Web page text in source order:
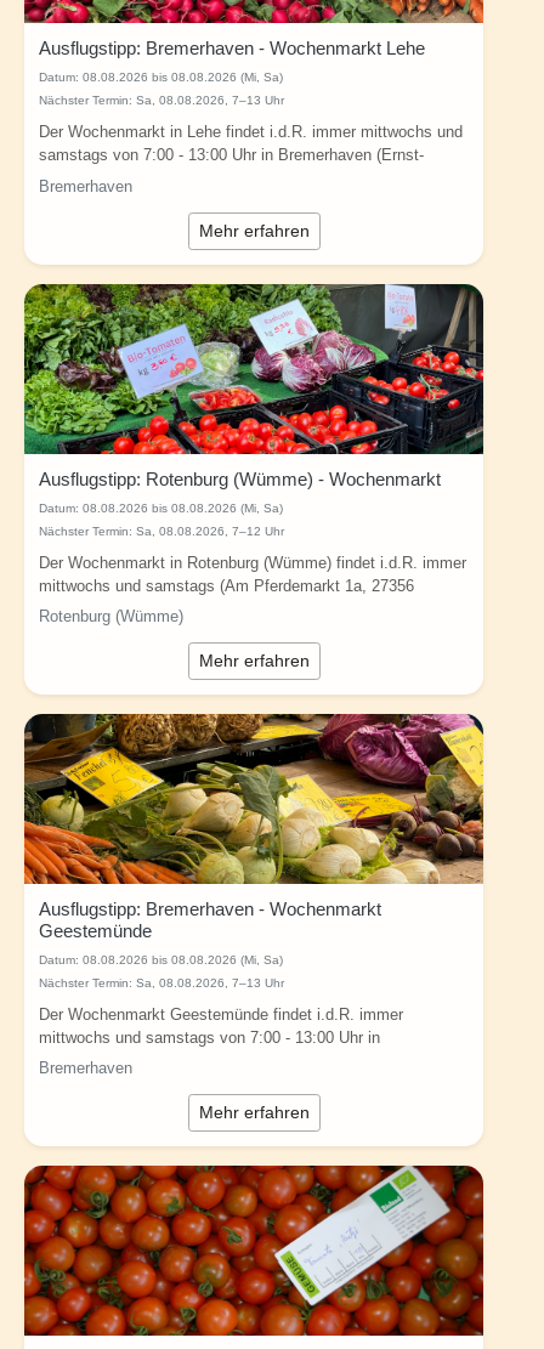
Ausflugstipp: Bremerhaven - Wochenmarkt Lehe
Datum: 08.08.2026 bis 08.08.2026 (Mi, Sa)
Nächster Termin: Sa, 08.08.2026, 7–13 Uhr
Der Wochenmarkt in Lehe findet i.d.R. immer mittwochs und
samstags von 7:00 - 13:00 Uhr in Bremerhaven (Ernst-
Reuter-Platz / Hafenstraße, 27576...
Bremerhaven
Mehr erfahren
Ausflugstipp: Rotenburg (Wümme) - Wochenmarkt
Datum: 08.08.2026 bis 08.08.2026 (Mi, Sa)
Nächster Termin: Sa, 08.08.2026, 7–12 Uhr
Der Wochenmarkt in Rotenburg (Wümme) findet i.d.R. immer
mittwochs und samstags (Am Pferdemarkt 1a, 27356
Rotenburg (Wümme)) von 07:00-12.00 Uhr...
Rotenburg (Wümme)
Mehr erfahren
Ausflugstipp: Bremerhaven - Wochenmarkt
Geestemünde
Datum: 08.08.2026 bis 08.08.2026 (Mi, Sa)
Nächster Termin: Sa, 08.08.2026, 7–13 Uhr
Der Wochenmarkt Geestemünde findet i.d.R. immer
mittwochs und samstags von 7:00 - 13:00 Uhr in
Bremerhaven (Konrad-Adenauer-Platz, 27570...
Bremerhaven
Mehr erfahren